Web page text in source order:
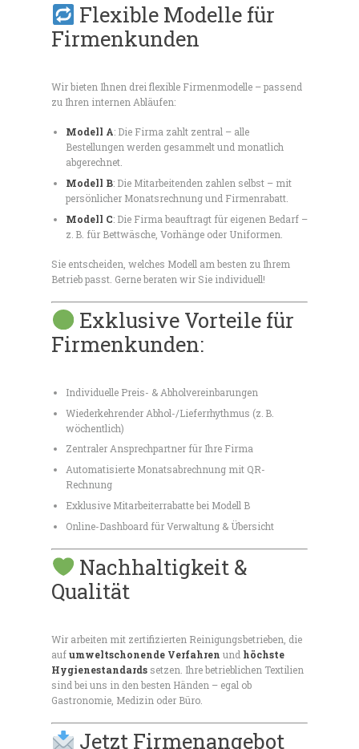
Flexible Modelle für
Firmenkunden
Wir bieten Ihnen drei flexible Firmenmodelle – passend
zu Ihren internen Abläufen:
Modell A: Die Firma zahlt zentral – alle
Bestellungen werden gesammelt und monatlich
abgerechnet.
Modell B: Die Mitarbeitenden zahlen selbst – mit
persönlicher Monatsrechnung und Firmenrabatt.
Modell C: Die Firma beauftragt für eigenen Bedarf –
z. B. für Bettwäsche, Vorhänge oder Uniformen.
Sie entscheiden, welches Modell am besten zu Ihrem
Betrieb passt. Gerne beraten wir Sie individuell!
Exklusive Vorteile für
Firmenkunden:
Individuelle Preis- & Abholvereinbarungen
Wiederkehrender Abhol-/Lieferrhythmus (z. B.
wöchentlich)
Zentraler Ansprechpartner für Ihre Firma
Automatisierte Monatsabrechnung mit QR-
Rechnung
Exklusive Mitarbeiterrabatte bei Modell B
Online-Dashboard für Verwaltung & Übersicht
Nachhaltigkeit &
Qualität
Wir arbeiten mit zertifizierten Reinigungsbetrieben, die
aufumweltschonende Verfahren und höchste
Hygienestandards setzen. Ihre betrieblichen Textilien
sind bei uns in den besten Händen – egal ob
Gastronomie, Medizin oder Büro.
Jetzt Firmenangebot